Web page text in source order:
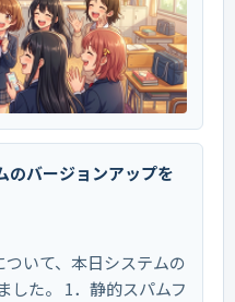
のバージョンアップを
いて、本日システムの
した。 1．静的スパムフ